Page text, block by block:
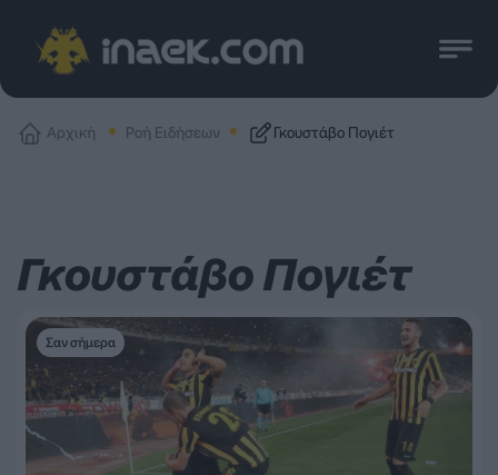
Αρχική Ροή Ειδήσεων Γκουστάβο Πογιέτ
Γκουστάβο Πογιέτ
Σαν σήμερα